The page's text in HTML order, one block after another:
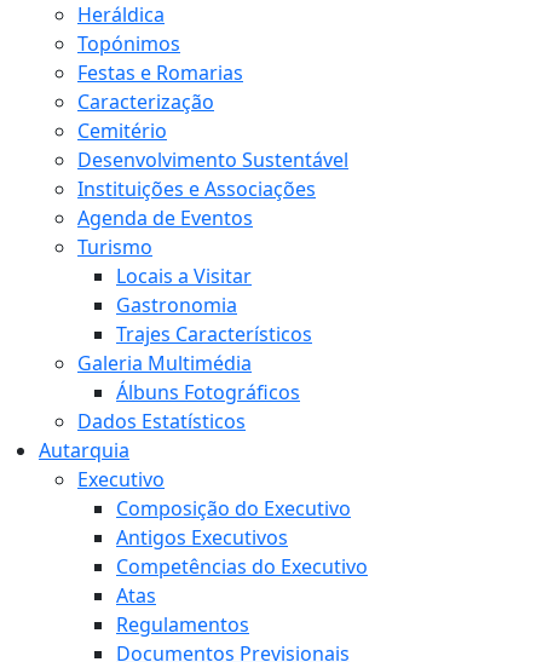
Heráldica
Topónimos
Festas e Romarias
Caracterização
Cemitério
Desenvolvimento Sustentável
Instituições e Associações
Agenda de Eventos
Turismo
Locais a Visitar
Gastronomia
Trajes Característicos
Galeria Multimédia
Álbuns Fotográficos
Dados Estatísticos
Autarquia
Executivo
Composição do Executivo
Antigos Executivos
Competências do Executivo
Atas
Regulamentos
Documentos Previsionais